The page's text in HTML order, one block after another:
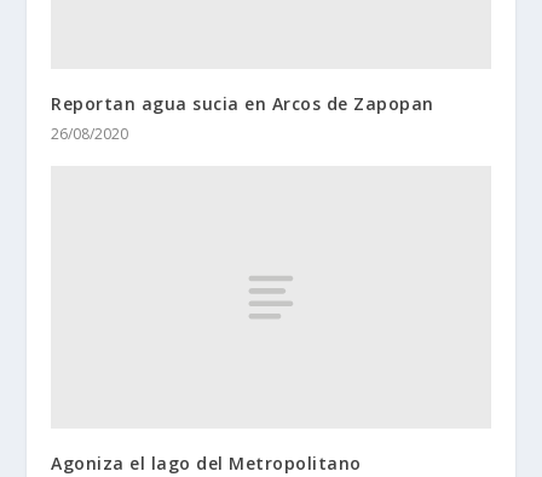
Reportan agua sucia en Arcos de Zapopan
26/08/2020
Agoniza el lago del Metropolitano